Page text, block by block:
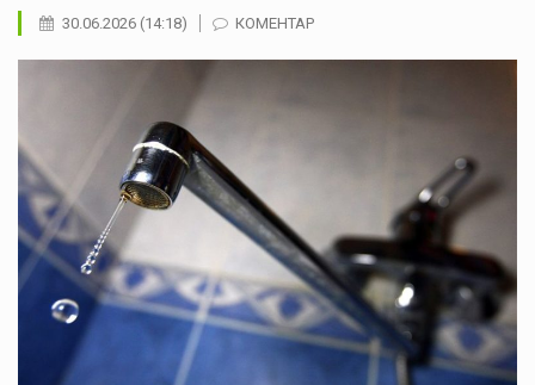
30.06.2026 (14:18) КОМЕНТАР